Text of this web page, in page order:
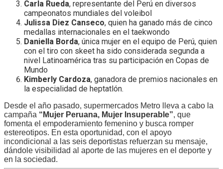
Carla Rueda, representante del Perú en diversos
campeonatos mundiales del voleibol
Julissa Diez Canseco, quien ha ganado más de cinco
medallas internacionales en el taekwondo
Daniella Borda, única mujer en el equipo de Perú, quien
con el tiro con skeet ha sido considerada segunda a
nivel Latinoamérica tras su participación en Copas de
Mundo
Kimberly Cardoza, ganadora de premios nacionales en
la especialidad de heptatlón.
Desde el año pasado, supermercados Metro lleva a cabo la
campaña “Mujer Peruana, Mujer Insuperable”, que
fomenta el empoderamiento femenino y busca romper
estereotipos. En esta oportunidad, con el apoyo
incondicional a las seis deportistas refuerzan su mensaje,
dándole visibilidad al aporte de las mujeres en el deporte y
en la sociedad.